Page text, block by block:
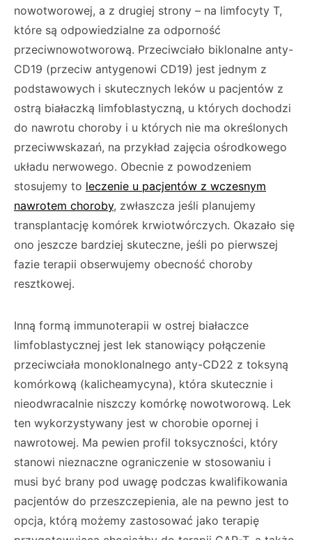
nowotworowej, a z drugiej strony – na limfocyty T,
które są odpowiedzialne za od­porność
przeciwnowotworową. Przeciwciało biklonalne anty-
CD19 (przeciw antygenowi CD19) jest jednym z
podstawowych i skutecz­nych leków u pacjentów z
ostrą białaczką lim­foblastyczną, u których dochodzi
do nawrotu choroby i u których nie ma określonych
prze­ciwwskazań, na przykład zajęcia ośrodkowego
układu nerwowego. Obecnie z powodzeniem
stosujemy to leczenie u pacjentów z wczesnym
nawrotem choroby, zwłaszcza jeśli planujemy
transplantację komórek krwiotwórczych. Oka­zało się
ono jeszcze bardziej skuteczne, jeśli po pierwszej
fazie terapii obserwujemy obecność choroby
resztkowej.
Inną formą immunoterapii w ostrej białaczce
limfoblastycznej jest lek stanowiący połącze­nie
przeciwciała monoklonalnego anty-CD22 z toksyną
komórkową (kalicheamycyna), która skutecznie i
nieodwracalnie niszczy komórkę nowotworową. Lek
ten wykorzystywany jest w chorobie opornej i
nawrotowej. Ma pewien profil toksyczności, który
stanowi nieznaczne ograniczenie w stosowaniu i
musi być brany pod uwagę podczas kwalifikowania
pacjen­tów do przeszczepienia, ale na pewno jest to
opcja, którą możemy zastosować jako terapię